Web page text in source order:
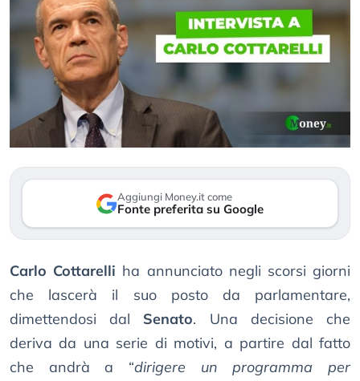
Aggiungi Money.it come
Fonte preferita su Google
Carlo Cottarelli ha annunciato negli scorsi giorni
che lascerà il suo posto da parlamentare,
dimettendosi dal Senato. Una decisione che
deriva da una serie di motivi, a partire dal fatto
che andrà a “dirigere un programma per